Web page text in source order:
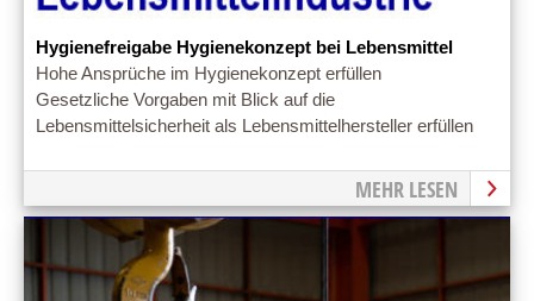
Hygienefreigabe Hygienekonzept bei Lebensmittel
Hohe Ansprüche im Hygienekonzept erfüllen
Gesetzliche Vorgaben mit Blick auf die
Lebensmittelsicherheit als Lebensmittelhersteller erfüllen
MEHR LESEN